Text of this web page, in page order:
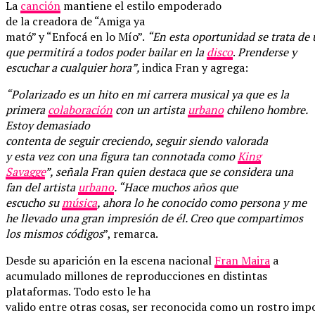
La canción mantiene el estilo empoderado
de la creadora de “Amiga ya
mató” y “Enfocá en lo Mío”. “En esta oportunidad se trata de
que permitirá a todos poder bailar en ladisco.Prenderse y
escuchar a cualquier hora”,indica Fran y agrega:
“Polarizado es un hito en mi carrera musical ya que es la
primeracolaboración con un artistaurbanochileno hombre.
Estoy demasiado
contenta de seguir creciendo, seguir siendo valorada
y esta vez con una figura tan connotada comoKing
Savagge”, señala Fran quien destaca que se considera una
fan del artistaurbano. “Hace muchos años que
escucho sumúsica, ahora lo he conocido como persona y me
he llevado una gran impresión de él. Creo que compartimos
los mismos códigos”, remarca.
Desde su aparición en la escena nacional Fran Maira a
acumulado millones de reproducciones en distintas
plataformas. Todo esto le ha
valido entre otras cosas, ser reconocida como un rostro